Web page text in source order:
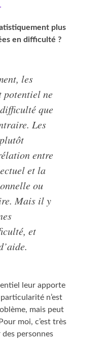
plus
en difficulté ?
les
potentiel ne
que
Les
entre
et la
ou
Mais il y
et
leur apporte
n’est
mais peut
moi, c’est très
personnes